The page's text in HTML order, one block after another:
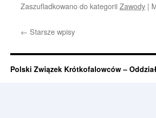
Zaszufladkowano do kategoriiZawody |
← Starsze wpisy
Polski Związek Krótkofalowców –